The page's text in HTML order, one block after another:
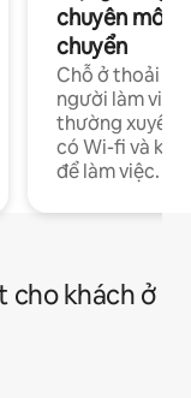
chuyên môn
chuyển
Chỗ ở thoải
người làm việc
thường xuyên
có Wi-fi và
để làm việc.
cho khách ở